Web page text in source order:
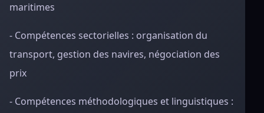
maritimes
- Compétences sectorielles : organisation du
transport, gestion des navires, négociation des
prix
- Compétences méthodologiques et linguistiques :